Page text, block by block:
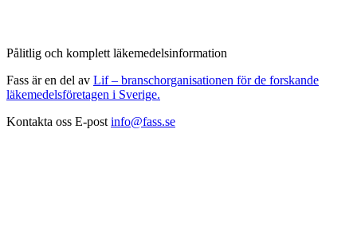
Pålitlig och komplett läkemedelsinformation
Fass är en del av Lif – branschorganisationen för de forskande
läkemedelsföretagen i Sverige.
Kontakta oss E-post info@fass.se